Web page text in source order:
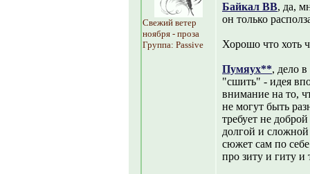
Свежий ветер
ноября - проза
Группа: Passive
Байкал ВВ, да,
он только
Хорошо что хоть
Пумяух**, дело в
"сшить" - идея
внимание на то,
не могут быть
требует не
долгой и
сюжет сам по
про зиту и гиту и